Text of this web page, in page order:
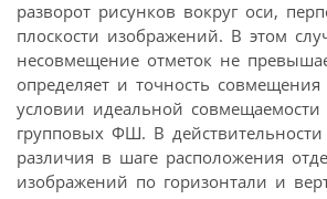
разворот рисунков вокруг оси,
плоскости изображений. В этом
несовмещение отметок не
определяет и точность
условии идеальной
групповых ФШ. В
различия в шаге расположения
изображений по горизонтали и